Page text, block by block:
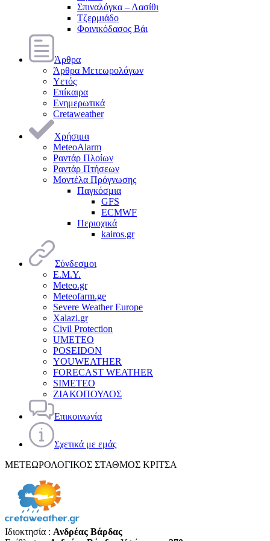
Σπιναλόγκα – Λασίθι
Τζερμιάδο
Φοινικόδασος Βάι
Άρθρα
Άρθρα Μετεωρολόγων
Υετός
Επίκαιρα
Ενημερωτικά
Cretaweather
Χρήσιμα
MeteoAlarm
Ραντάρ Πλοίων
Ραντάρ Πτήσεων
Μοντέλα Πρόγνωσης
Παγκόσμια
GFS
ECMWF
Περιοχικά
kairos.gr
Σύνδεσμοι
Ε.Μ.Υ.
Meteo.gr
Meteofarm.ge
Severe Weather Europe
Xalazi.gr
Civil Protection
UMETEO
POSEIDON
YOUWEATHER
FORECAST WEATHER
SIMETEO
ΖΙΑΚΟΠΟΥΛΟΣ
Επικοινωνία
Σχετικά με εμάς
ΜΕΤΕΩΡΟΛΟΓΙΚΟΣ ΣΤΑΘΜΟΣ ΚΡΙΤΣΑ
Ιδιοκτησία : Ανδρέας Βάρδας